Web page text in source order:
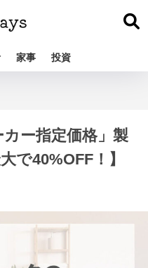
家事 投資
ー指定価格」製
で40%OFF！】